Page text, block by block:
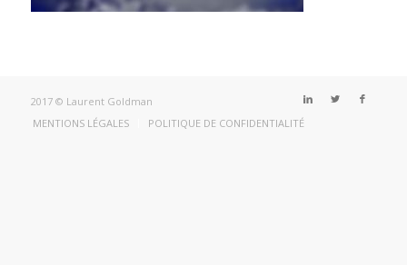
2017 © Laurent Goldman
MENTIONS LÉGALES
POLITIQUE DE CONFIDENTIALITÉ